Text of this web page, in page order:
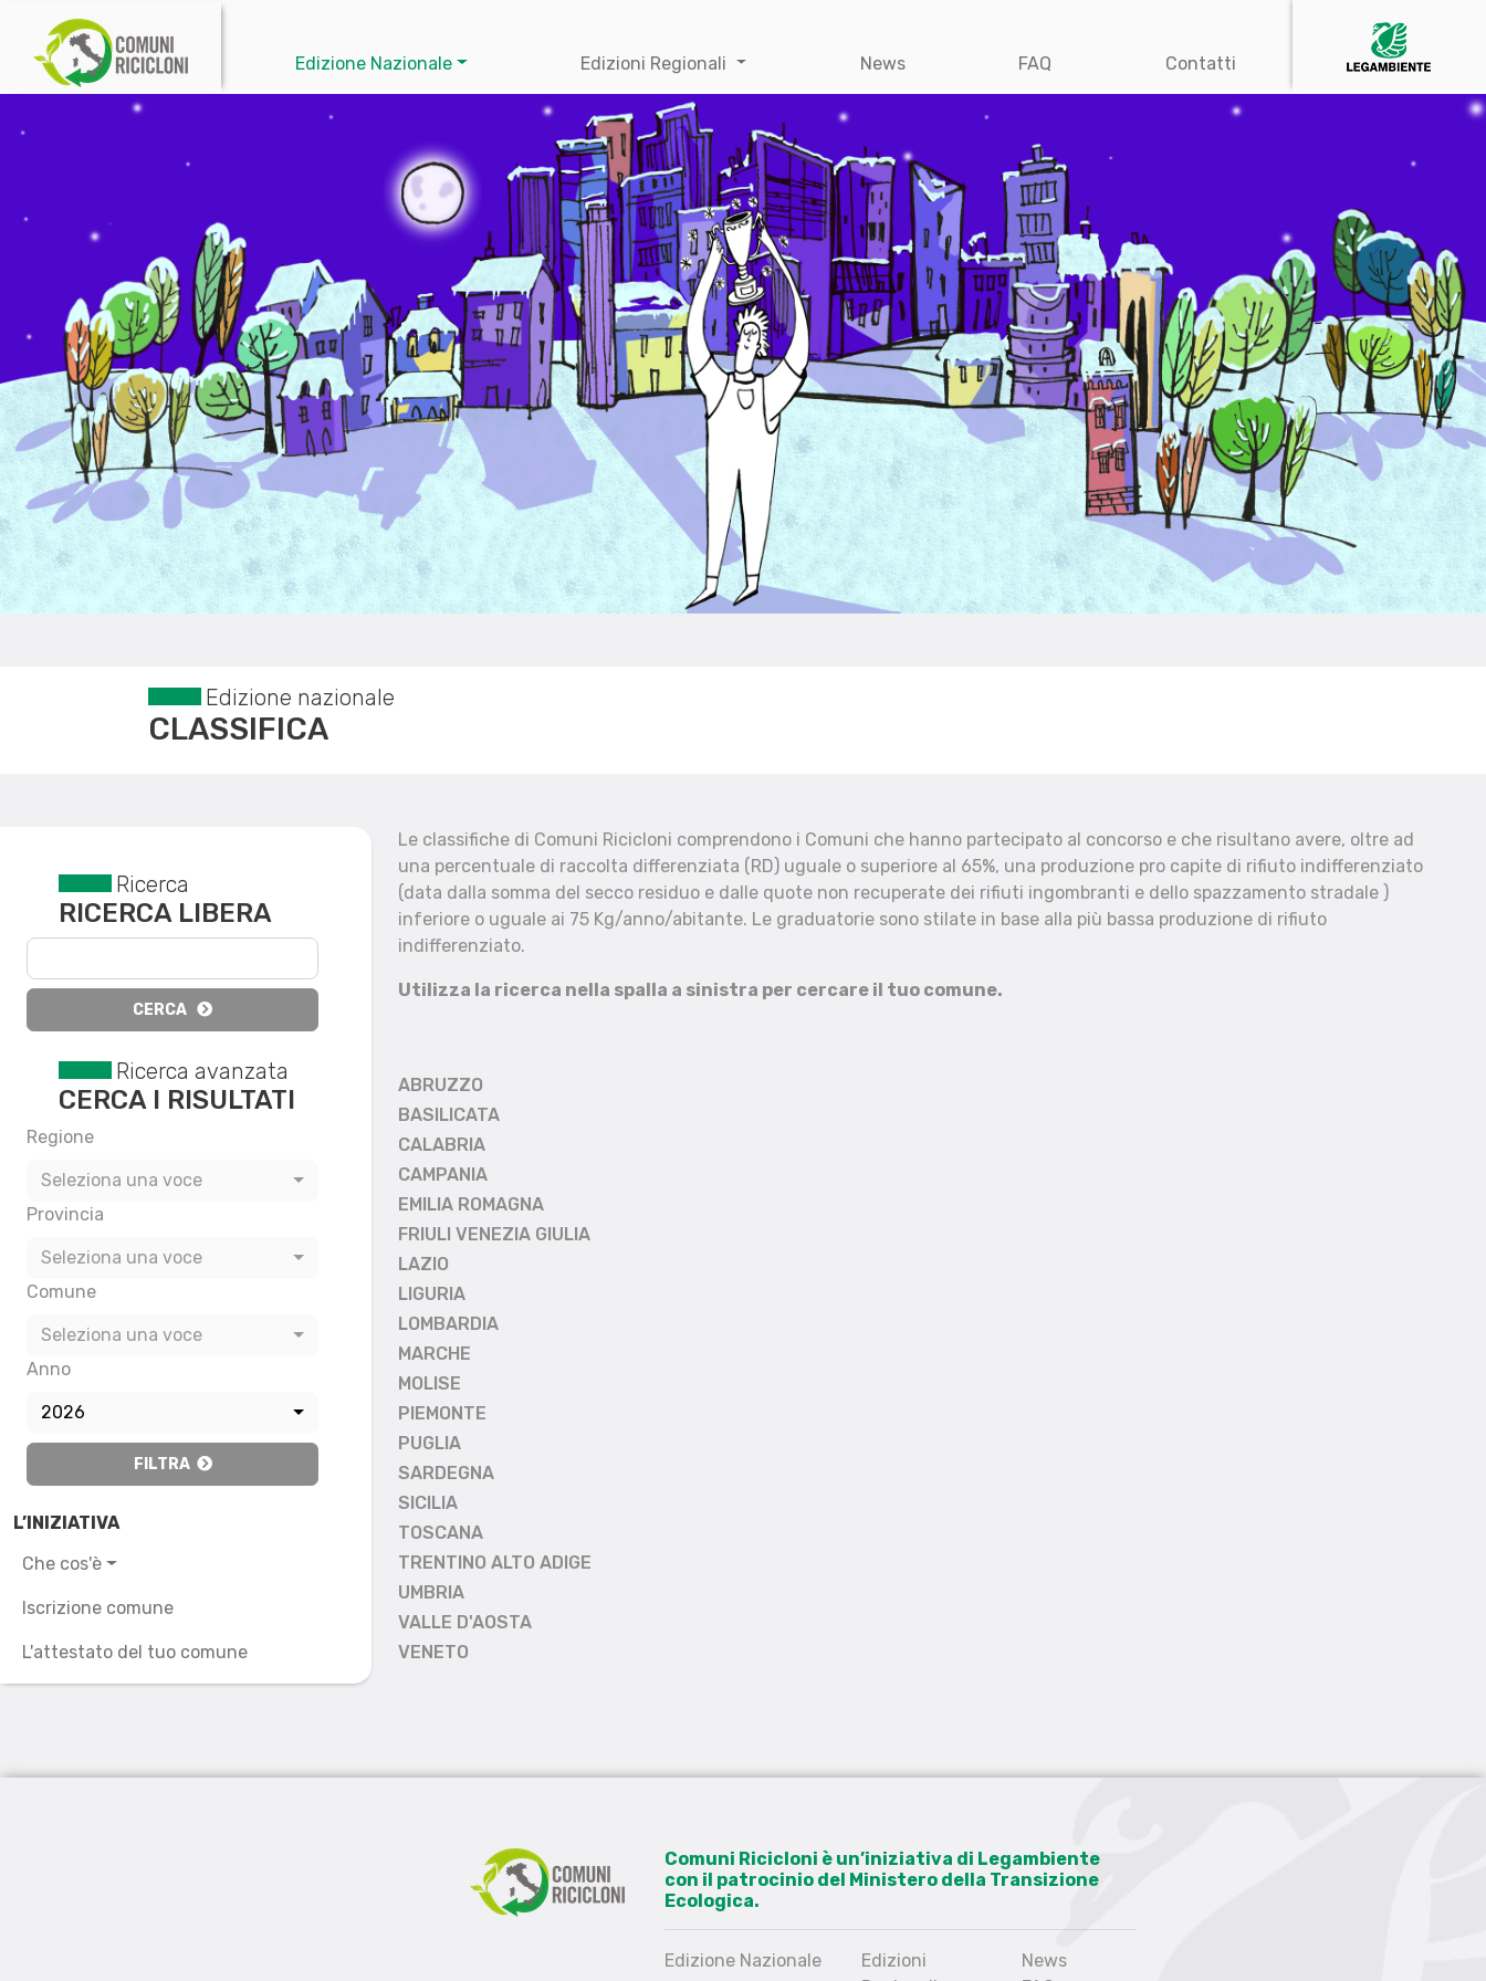
Edizione Nazionale Edizioni Regionali News FAQ Contatti
Edizione nazionale
CLASSIFICA
Reset filtri
Ricerca
RICERCA LIBERA
CERCA
Ricerca avanzata
CERCA I RISULTATI
Regione
Seleziona una voce
Provincia
Seleziona una voce
Comune
Seleziona una voce
Anno
2026
FILTRA
L’INIZIATIVA
Che cos'è
Iscrizione comune
L'attestato del tuo comune
Le classifiche di Comuni Ricicloni comprendono i Comuni che hanno partecipato al concorso e che risultano avere, oltre ad
una percentuale di raccolta differenziata (RD) uguale o superiore al 65%, una produzione pro capite di rifiuto indifferenziato
(data dalla somma del secco residuo e dalle quote non recuperate dei rifiuti ingombranti e dello spazzamento stradale )
inferiore o uguale ai 75 Kg/anno/abitante. Le graduatorie sono stilate in base alla più bassa produzione di rifiuto
indifferenziato.
Utilizza la ricerca nella spalla a sinistra per cercare il tuo comune.
ABRUZZO
BASILICATA
CALABRIA
CAMPANIA
EMILIA ROMAGNA
FRIULI VENEZIA GIULIA
LAZIO
LIGURIA
LOMBARDIA
MARCHE
MOLISE
PIEMONTE
PUGLIA
SARDEGNA
SICILIA
TOSCANA
TRENTINO ALTO ADIGE
UMBRIA
VALLE D'AOSTA
VENETO
Comuni Ricicloni è un’iniziativa di Legambiente
con il patrocinio del Ministero della Transizione
Ecologica.
Edizione Nazionale
Edizioni
News